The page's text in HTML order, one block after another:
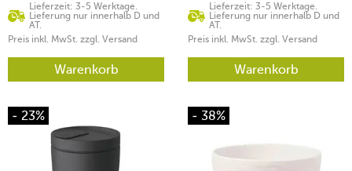
Lieferzeit: 3-5 Werktage.
Lieferung nur innerhalb D und
AT.
Preis inkl. MwSt. zzgl. Versand
Warenkorb
Lieferzeit: 3-5 Werktage.
Lieferung nur innerhalb D und
AT.
Preis inkl. MwSt. zzgl. Versand
Warenkorb
- 23% - 38%